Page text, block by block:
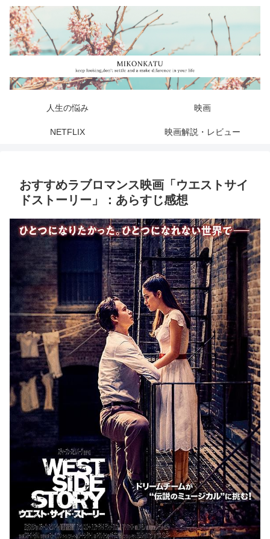
人生の悩み 映画
NETFLIX 映画解説・レビュー
おすすめラブロマンス映画「ウエストサイ
ドストーリー」：あらすじ感想